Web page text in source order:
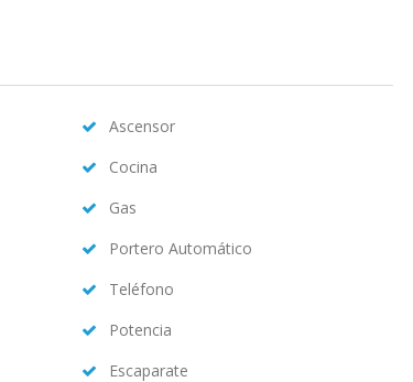
Ascensor
Cocina
Gas
Portero Automático
Teléfono
Potencia
Escaparate